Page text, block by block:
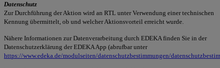
Datenschutz
Zur Durchführung der Aktion wird an RTL unter Verwendung einer technischen
Kennung übermittelt, ob und welcher Aktionsvorteil erreicht wurde.
Nähere Informationen zur Datenverarbeitung durch EDEKA finden Sie in der
Datenschutzerklärung der EDEKA App (abrufbar unter
https://www.edeka.de/modulseiten/datenschutzbestimmungen/